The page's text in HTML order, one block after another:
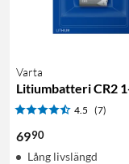
Varta
Litiumbatteri CR2
4.5 (7)
6990
Lång livslängd